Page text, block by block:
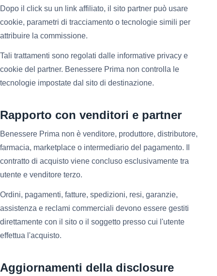
Dopo il click su un link affiliato, il sito partner può usare
cookie, parametri di tracciamento o tecnologie simili per
attribuire la commissione.
Tali trattamenti sono regolati dalle informative privacy e
cookie del partner. Benessere Prima non controlla le
tecnologie impostate dal sito di destinazione.
Rapporto con venditori e partner
Benessere Prima non è venditore, produttore, distributore,
farmacia, marketplace o intermediario del pagamento. Il
contratto di acquisto viene concluso esclusivamente tra
utente e venditore terzo.
Ordini, pagamenti, fatture, spedizioni, resi, garanzie,
assistenza e reclami commerciali devono essere gestiti
direttamente con il sito o il soggetto presso cui l'utente
effettua l'acquisto.
Aggiornamenti della disclosure